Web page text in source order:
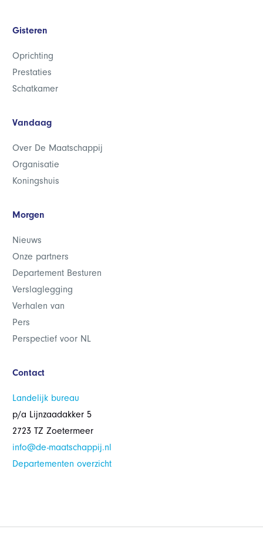
Gisteren
Oprichting
Prestaties
Schatkamer
Vandaag
Over De Maatschappij
Organisatie
Koningshuis
Morgen
Nieuws
Onze partners
Departement Besturen
Verslaglegging
Verhalen van
Pers
Perspectief voor NL
Contact
Landelijk bureau
p/a Lijnzaadakker 5
2723 TZ Zoetermeer
info@de-maatschappij.nl
Departementen overzicht